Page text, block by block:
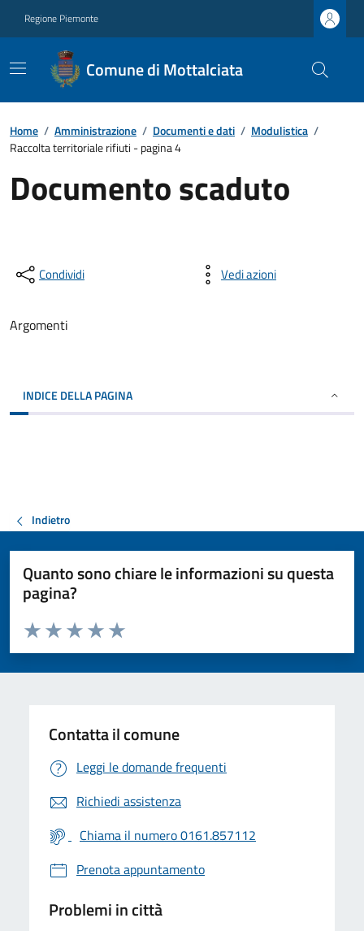
Regione Piemonte
Comune di Mottalciata
Home / Amministrazione / Documenti e dati / Modulistica /
Raccolta territoriale rifiuti - pagina 4
Documento scaduto
Condividi Vedi azioni
Argomenti
INDICE DELLA PAGINA
Indietro
Quanto sono chiare le informazioni su questa
pagina?
Valuta da 1 a 5 stelle la pagina
Valuta 5 stelle su 5
Valuta 4 stelle su 5
Valuta 3 stelle su 5
Valuta 2 stelle su 5
Valuta 1 stelle su 5
Contatta il comune
Leggi le domande frequenti
Richiedi assistenza
Chiama il numero 0161.857112
Prenota appuntamento
Problemi in città